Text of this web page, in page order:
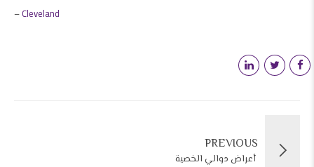
Cleveland
–
PREVIOUS
أعراض دوالي الخصية